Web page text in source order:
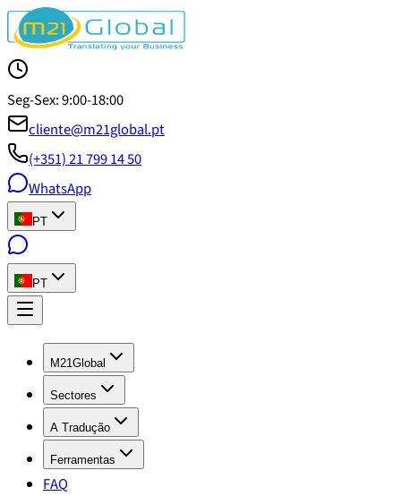
Seg-Sex: 9:00-18:00
cliente@m21global.pt
(+351) 21 799 14 50
WhatsApp
PT
PT
M21Global
Sectores
A Tradução
Ferramentas
FAQ